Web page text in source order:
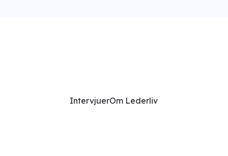
IntervjuerOm Lederliv